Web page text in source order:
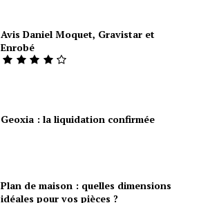
Avis Daniel Moquet, Gravistar et
Enrobé
Geoxia : la liquidation confirmée
Plan de maison : quelles dimensions
idéales pour vos pièces ?